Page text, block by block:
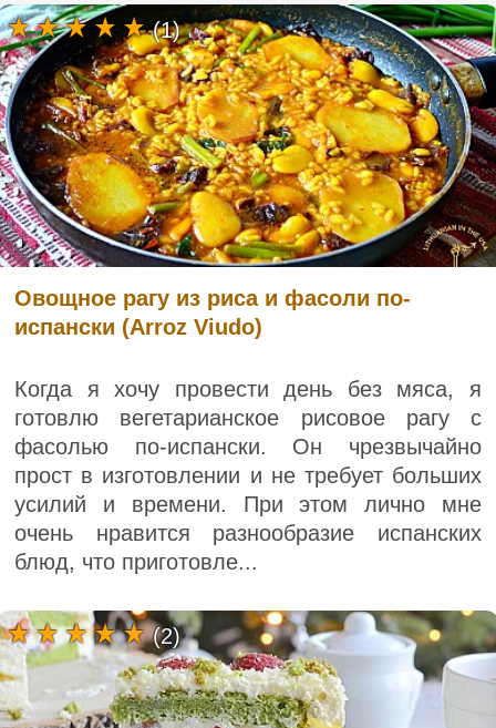
Овощное рагу из риса и фасоли по-
испански (Arroz Viudo)
Когда я хочу провести день без мяса, я
готовлю вегетарианское рисовое рагу с
фасолью по-испански. Он чрезвычайно
прост в изготовлении и не требует больших
усилий и времени. При этом лично мне
очень нравится разнообразие испанских
блюд, что приготовле...
(1)
(2)